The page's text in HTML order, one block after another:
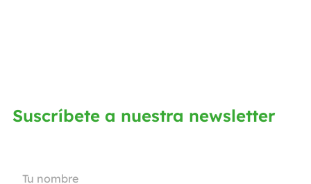
Suscríbete a nuestra newsletter